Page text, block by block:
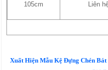
105cm Liên
Xuất Hiện Mẫu Kệ Đựng Chén